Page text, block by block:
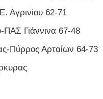
Αγρινίου 62-71
Γιάννινα 67-48
Πύρρος Αρταίων 64-73